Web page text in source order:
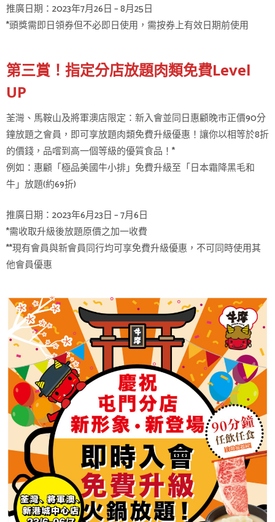
推廣日期：2023年7月26日 – 8月25日
*頭獎需即日領券但不必即日使用，需按券上有效日期前使用
第三賞！指定分店放題肉類免費Level
UP
荃灣、馬鞍山及將軍澳店限定：新入會並同日惠顧晚市正價90分
鐘放題之會員，即可享放題肉類免費升級優惠！讓你以相等於8折
的價錢，品嚐到高一個等級的優質食品！*
例如：惠顧「極品美國牛小排」免費升級至「日本霜降黑毛和
牛」放題(約69折)
推廣日期：2023年6月23日 – 7月6日
*需收取升級後放題原價之加一收費
**現有會員與新會員同行均可享免費升級優惠，不可同時使用其
他會員優惠